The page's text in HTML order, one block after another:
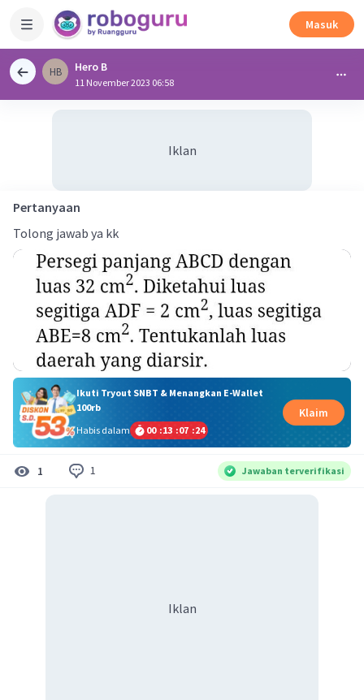
Masuk
HB Hero B
11 November 2023 06:58
Iklan
Pertanyaan
Tolong jawab ya kk
Ikuti Tryout SNBT & Menangkan E-Wallet
100rb
Habis dalam
00 :13 :07 :24
Klaim
1 1 Jawaban terverifikasi
Iklan